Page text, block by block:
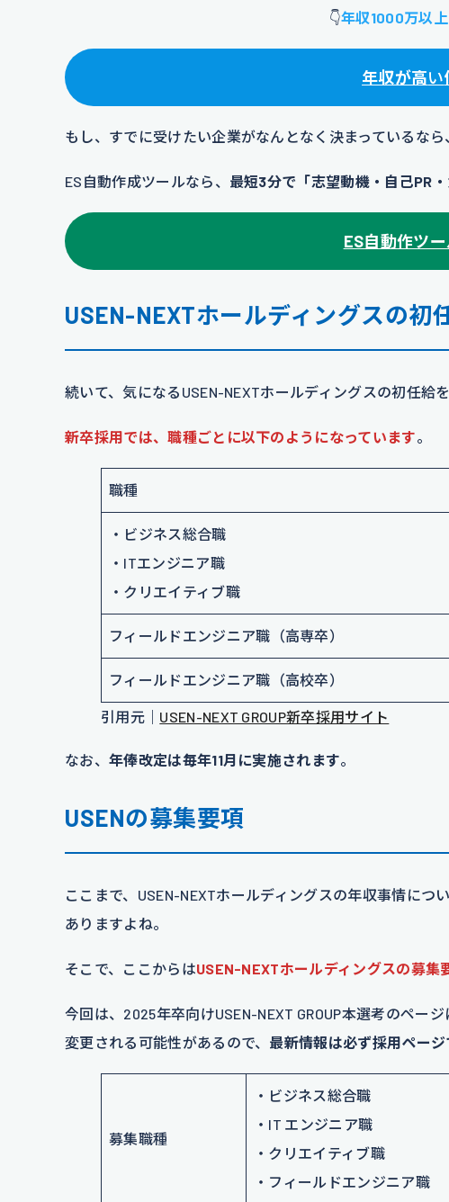
👇年収1000万以
年収が高い
もし、すでに受けたい企業がなんとなく決まっているなら
ES自動作成ツールなら、 最短3分で「志望動機・自己PR
ES自動作ツー
USEN-NEXTホールディングスの初
続いて、気になるUSEN-NEXTホールディングスの初任給
新卒採用では、職種ごとに以下のようになっています。
職種
・ビジネス総合職
・ITエンジニア職
・クリエイティブ職
フィールドエンジニア職（高専卒）
フィールドエンジニア職（高校卒）
引用元｜ USEN-NEXT GROUP新卒採用サイト
なお、 年俸改定は毎年11月に実施されます。
USENの募集要項
ここまで、USEN-NEXTホールディングスの年収事情に
ありますよね。
そこで、ここからはUSEN-NEXTホールディングスの募
今回は、2025年卒向けUSEN-NEXT GROUP本選考のペー
変更される可能性があるので、 最新情報は必ず採用ペー
募集職種
・ビジネス総合職
・IT エンジニア職
・クリエイティブ職
・フィールドエンジニア職